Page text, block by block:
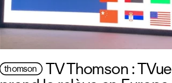
thomson TV Thomson : TVue